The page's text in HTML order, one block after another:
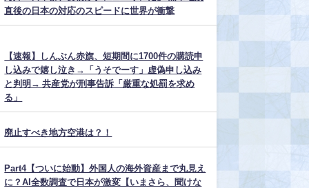
直後の日本の対応のスピードに世界が衝撃
【速報】しんぶん赤旗、短期間に1700件の購読申
し込みで嬉し泣き→「うそでーす」虚偽申し込み
と判明→ 共産党が刑事告訴「厳重な処罰を求め
る」
廃止すべき地方空港は？！
Part4【ついに始動】外国人の海外資産まで丸見え
に？AI全数調査で日本が激変【いまさら、聞けな